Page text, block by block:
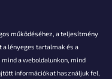
működéséhez, a teljesítmény
lényeges tartalmak és a
a weboldalunkon, mind
információkat használjuk fel,